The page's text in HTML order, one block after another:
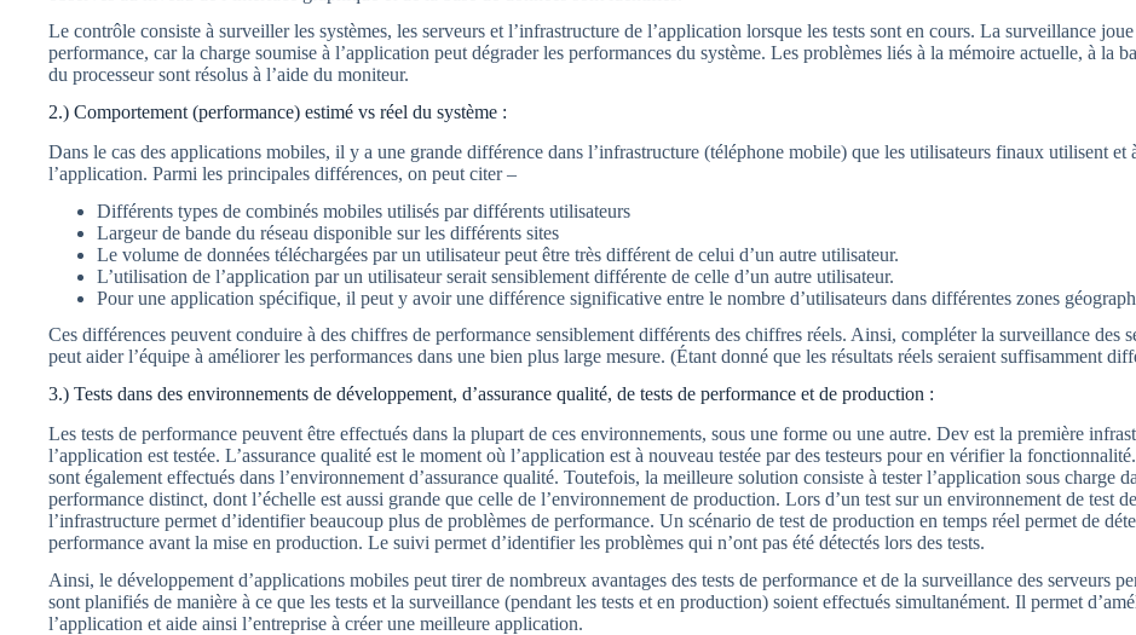
Le contrôle consiste à surveiller les systèmes, les serveurs et l’infrastructure de l’application lorsque les tests sont en cours. La surveillance
performance, car la charge soumise à l’application peut dégrader les performances du système. Les problèmes liés à la mémoire actuelle, à la
du processeur sont résolus à l’aide du moniteur.
2.) Comportement (performance) estimé vs réel du système :
Dans le cas des applications mobiles, il y a une grande différence dans l’infrastructure (téléphone mobile) que les utilisateurs finaux utilisent et
l’application. Parmi les principales différences, on peut citer –
Différents types de combinés mobiles utilisés par différents utilisateurs
Largeur de bande du réseau disponible sur les différents sites
Le volume de données téléchargées par un utilisateur peut être très différent de celui d’un autre utilisateur.
L’utilisation de l’application par un utilisateur serait sensiblement différente de celle d’un autre utilisateur.
Pour une application spécifique, il peut y avoir une différence significative entre le nombre d’utilisateurs dans différentes zones
Ces différences peuvent conduire à des chiffres de performance sensiblement différents des chiffres réels. Ainsi, compléter la surveillance des
peut aider l’équipe à améliorer les performances dans une bien plus large mesure. (Étant donné que les résultats réels seraient suffisamment
3.) Tests dans des environnements de développement, d’assurance qualité, de tests de performance et de production :
Les tests de performance peuvent être effectués dans la plupart de ces environnements, sous une forme ou une autre. Dev est la première
l’application est testée. L’assurance qualité est le moment où l’application est à nouveau testée par des testeurs pour en vérifier la
sont également effectués dans l’environnement d’assurance qualité. Toutefois, la meilleure solution consiste à tester l’application sous charge
performance distinct, dont l’échelle est aussi grande que celle de l’environnement de production. Lors d’un test sur un environnement de test
l’infrastructure permet d’identifier beaucoup plus de problèmes de performance. Un scénario de test de production en temps réel permet de
performance avant la mise en production. Le suivi permet d’identifier les problèmes qui n’ont pas été détectés lors des tests.
Ainsi, le développement d’applications mobiles peut tirer de nombreux avantages des tests de performance et de la surveillance des serveurs
sont planifiés de manière à ce que les tests et la surveillance (pendant les tests et en production) soient effectués simultanément. Il permet
l’application et aide ainsi l’entreprise à créer une meilleure application.